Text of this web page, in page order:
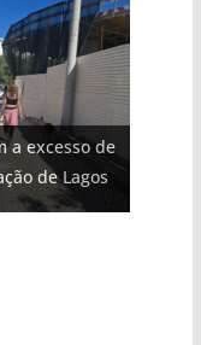
a excesso de
de Lagos